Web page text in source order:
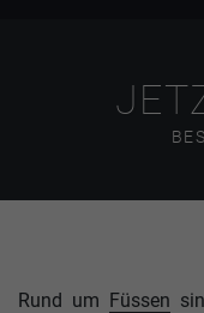
Rund um Füssen